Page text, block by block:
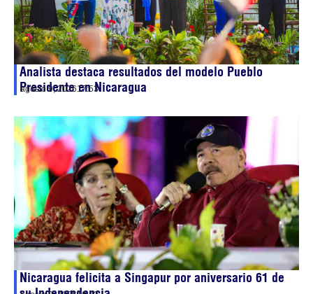
Analista destaca resultados del modelo Pueblo
Presidente en Nicaragua
agosto 9, 202617:53
Nicaragua felicita a Singapur por aniversario 61 de